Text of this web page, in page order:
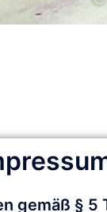
gemäß § 5